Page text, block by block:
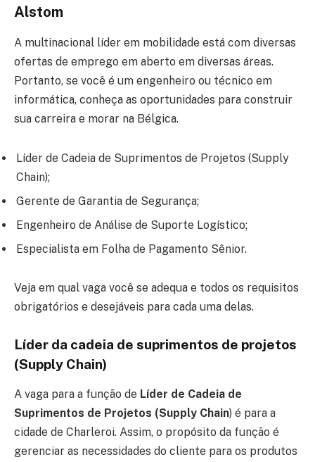
Alstom
A multinacional líder em mobilidade está com diversas
ofertas de emprego em aberto em diversas áreas.
Portanto, se você é um engenheiro ou técnico em
informática, conheça as oportunidades para construir
sua carreira e morar na Bélgica.
Líder de Cadeia de Suprimentos de Projetos (Supply
Chain);
Gerente de Garantia de Segurança;
Engenheiro de Análise de Suporte Logístico;
Especialista em Folha de Pagamento Sênior.
Veja em qual vaga você se adequa e todos os requisitos
obrigatórios e desejáveis para cada uma delas.
Líder da cadeia de suprimentos de projetos
(Supply Chain)
A vaga para a função de Líder de Cadeia de
Suprimentos de Projetos (Supply Chain) é para a
cidade de Charleroi. Assim, o propósito da função é
gerenciar as necessidades do cliente para os produtos